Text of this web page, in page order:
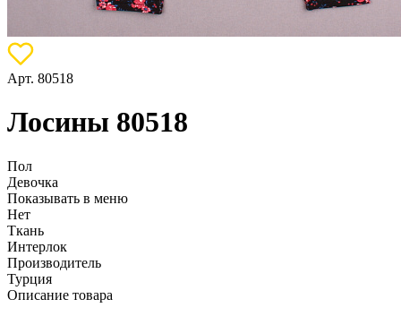
Арт. 80518
Лосины 80518
Пол
Девочка
Показывать в меню
Нет
Ткань
Интерлок
Производитель
Турция
Описание товара